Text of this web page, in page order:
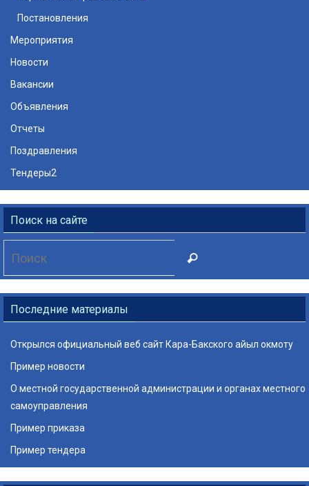
Постановления
Мероприятия
Новости
Вакансии
Объявления
Отчеты
Поздравления
Тендеры2
Поиск на сайте
Поиск
Последние материалы
Открылся официальный веб сайт Кара-Бакского айыл окмоту
Пример новости
О местной государственной администрации и органах местного
самоуправления
Пример приказа
Пример тендера